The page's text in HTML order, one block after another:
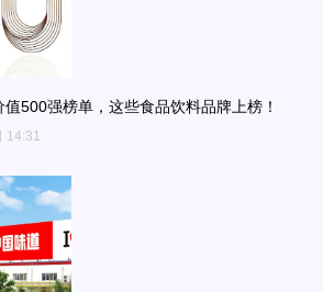
500强榜单，这些食品饮料品牌上榜！
14:31